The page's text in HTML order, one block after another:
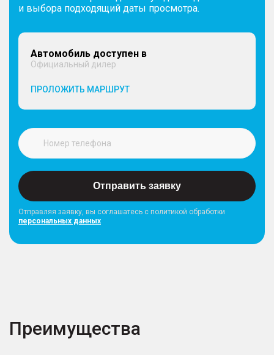
и выбора подходящий даты просмотра.
Автомобиль доступен в
Официальный дилер
ПРОЛОЖИТЬ МАРШРУТ
Отправить заявку
Отправляя заявку, вы соглашатесь с политикой обработки
персональных данных
Преимущества